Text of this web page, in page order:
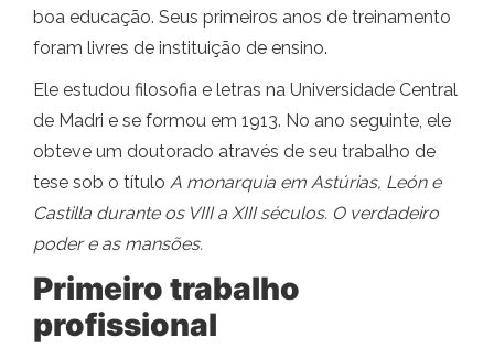
boa educação. Seus primeiros anos de treinamento
foram livres de instituição de ensino.
Ele estudou filosofia e letras na Universidade Central
de Madri e se formou em 1913. No ano seguinte, ele
obteve um doutorado através de seu trabalho de
tese sob o título A monarquia em Astúrias, León e
Castilla durante os VIII a XIII séculos. O verdadeiro
poder e as mansões.
Primeiro trabalho
profissional